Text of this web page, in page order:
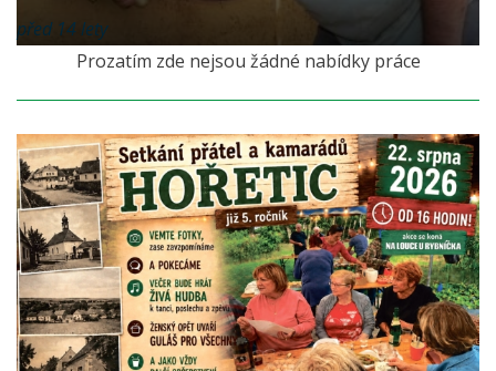
před 14 lety
Prozatím zde nejsou žádné nabídky práce